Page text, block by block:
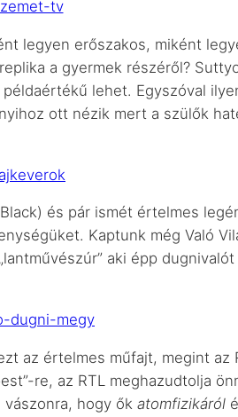
legyen erőszakos, miként
a gyermek részéről?
lehet. Egyszóval
ott nézik mert a szülők
és pár ismét értelmes
Kaptunk még Való
aki épp
az értelmes műfajt, megint az
re, az RTL meghazudtolja
hogy ők atomfizikáról